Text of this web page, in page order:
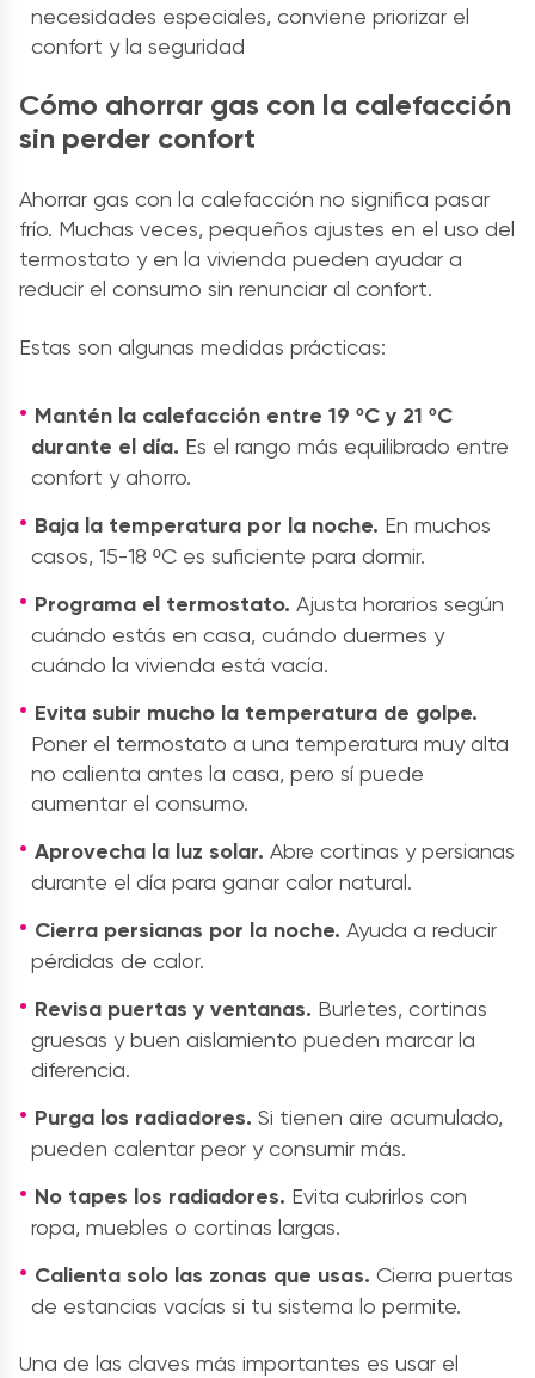
necesidades especiales, conviene priorizar el
confort y la seguridad
Cómo ahorrar gas con la calefacción
sin perder confort
Ahorrar gas con la calefacción no significa pasar
frío. Muchas veces, pequeños ajustes en el uso del
termostato y en la vivienda pueden ayudar a
reducir el consumo sin renunciar al confort.
Estas son algunas medidas prácticas:
Mantén la calefacción entre 19 ºC y 21 ºC
durante el día. Es el rango más equilibrado entre
confort y ahorro.
Baja la temperatura por la noche. En muchos
casos, 15-18 ºC es suficiente para dormir.
Programa el termostato. Ajusta horarios según
cuándo estás en casa, cuándo duermes y
cuándo la vivienda está vacía.
Evita subir mucho la temperatura de golpe.
Poner el termostato a una temperatura muy alta
no calienta antes la casa, pero sí puede
aumentar el consumo.
Aprovecha la luz solar. Abre cortinas y persianas
durante el día para ganar calor natural.
Cierra persianas por la noche. Ayuda a reducir
pérdidas de calor.
Revisa puertas y ventanas. Burletes, cortinas
gruesas y buen aislamiento pueden marcar la
diferencia.
Purga los radiadores. Si tienen aire acumulado,
pueden calentar peor y consumir más.
No tapes los radiadores. Evita cubrirlos con
ropa, muebles o cortinas largas.
Calienta solo las zonas que usas. Cierra puertas
de estancias vacías si tu sistema lo permite.
Una de las claves más importantes es usar el